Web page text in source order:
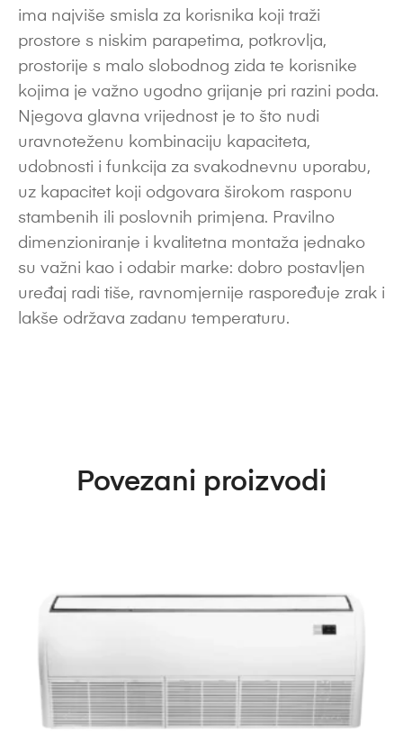
ima najviše smisla za korisnika koji traži
prostore s niskim parapetima, potkrovlja,
prostorije s malo slobodnog zida te korisnike
kojima je važno ugodno grijanje pri razini poda.
Njegova glavna vrijednost je to što nudi
uravnoteženu kombinaciju kapaciteta,
udobnosti i funkcija za svakodnevnu uporabu,
uz kapacitet koji odgovara širokom rasponu
stambenih ili poslovnih primjena. Pravilno
dimenzioniranje i kvalitetna montaža jednako
su važni kao i odabir marke: dobro postavljen
uređaj radi tiše, ravnomjernije raspoređuje zrak i
lakše održava zadanu temperaturu.
Povezani proizvodi